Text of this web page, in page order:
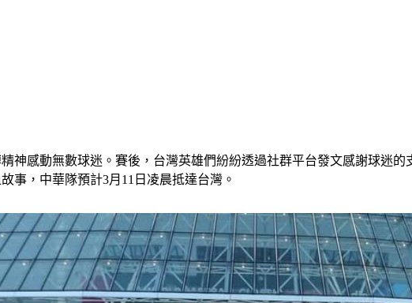
神感動無數球迷。賽後，台灣英雄們紛紛透過社群平台發文感謝球迷
事，中華隊預計3月11日凌晨抵達台灣。